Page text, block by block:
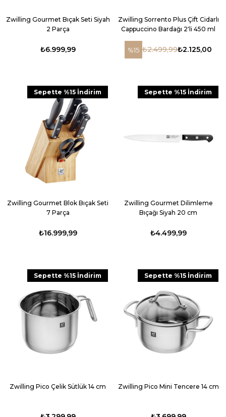
Zwilling Gourmet Bıçak Seti Siyah
2 Parça
₺6.999,99
Zwilling Sorrento Plus Çift Cidarlı
Cappuccino Bardağı 2'li 450 ml
₺2.125,00
₺2.499,99
%15
Zwilling Gourmet Blok Bıçak Seti
7 Parça
₺16.999,99
Sepette %15 İndirim
Zwilling Gourmet Dilimleme
Bıçağı Siyah 20 cm
₺4.499,99
Sepette %15 İndirim
Zwilling Pico Çelik Sütlük 14 cm
Sepette %15 İndirim
Zwilling Pico Mini Tencere 14 cm
Sepette %15 İndirim